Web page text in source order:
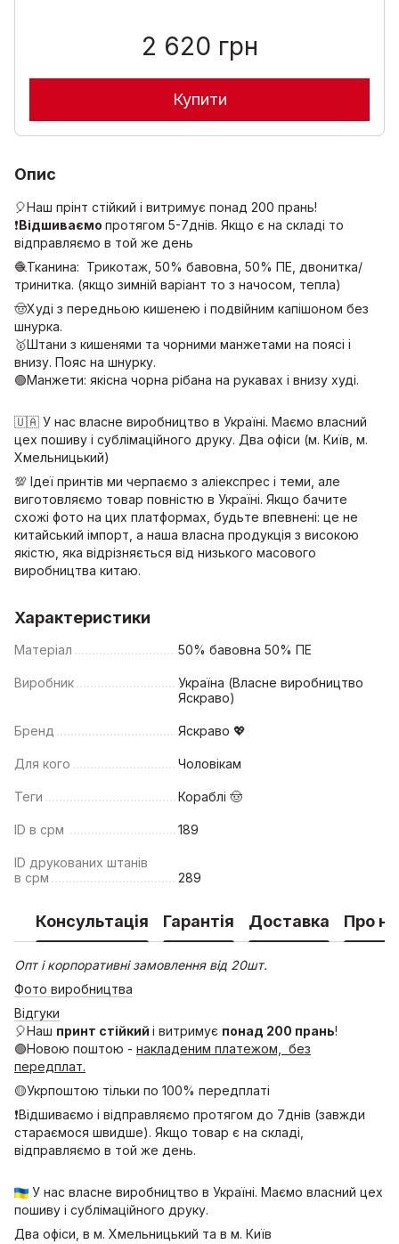
2 620 грн
Купити
Опис
🎈Наш прінт стійкий і витримує понад 200 прань!
❗️Відшиваємо протягом 5-7днів. Якщо є на складі то
відправляємо в той же день
🧶Тканина: Трикотаж, 50% бавовна, 50% ПЕ, двонитка/
тринитка. (якщо зимній варіант то з начосом, тепла)
🤠Худі з передньою кишенею і подвійним капішоном без
шнурка.
🥇Штани з кишенями та чорними манжетами на поясі і
внизу. Пояс на шнурку.
🟢Манжети: якісна чорна рібана на рукавах і внизу худі.
🇺🇦 У нас власне виробництво в Україні. Маємо власний
цех пошиву і сублімаційного друку. Два офіси (м. Київ, м.
Хмельницький)
💯 Ідеї принтів ми черпаємо з аліекспрес і теми, але
виготовляємо товар повністю в Україні. Якщо бачите
схожі фото на цих платформах, будьте впевнені: це не
китайський імпорт, а наша власна продукція з високою
якістю, яка відрізняється від низького масового
виробництва китаю.
Характеристики
Матеріал 50% бавовна 50% ПЕ
Виробник
Україна (Власне виробництво
Яскраво)
Бренд Яскраво 💖
Для кого Чоловікам
Теги Кораблі 🤠
ID в срм 189
ID друкованих штанів
в срм
289
Консультація Гарантія Доставка Про
Опт і корпоративні замовлення від 20шт.
Фото виробництва
Відгуки
🎈Наш принт стійкий і витримує понад 200 прань!
🟢Новою поштою - накладеним платежом, без
передплат.
🟡Укрпоштою тільки по 100% передплаті
❗Відшиваємо і відправляємо протягом до 7днів (завжди
стараємося швидше). Якщо товар є на складі,
відправляємо в той же день.
У нас власне виробництво в Україні. Маємо власний цех
пошиву і сублімаційного друку.
Два офіси, в м. Хмельницький та в м. Київ